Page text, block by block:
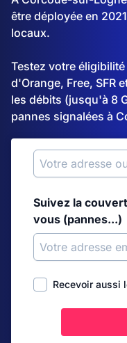
être déployée en
locaux.
Testez votre
d'Orange, Free, SFR
les débits (jusqu'à 8
pannes signalées à
Suivez la
vous (pannes...)
Recevoir aussi